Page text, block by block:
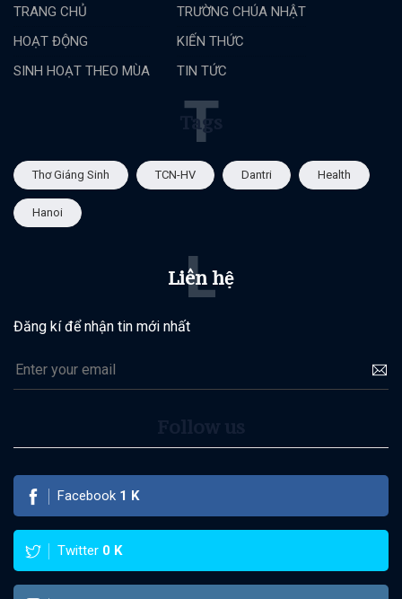
TRANG CHỦ
HOẠT ĐỘNG
SINH HOẠT THEO MÙA
TRƯỜNG CHÚA NHẬT
KIẾN THỨC
TIN TỨC
Tags
T
Thơ Giáng Sinh TCN-HV Dantri Health
Hanoi
Liên hệ
L
Đăng kí để nhận tin mới nhất
Facebook 1 K
Twitter 0 K